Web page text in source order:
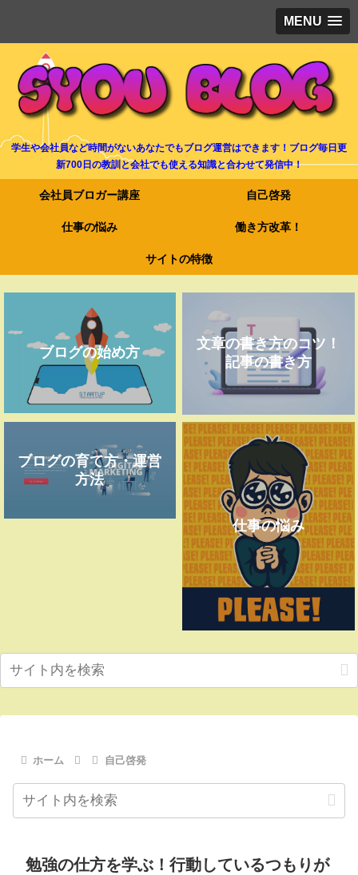
MENU
学生や会社員など時間がないあなたでもブログ運営はできます！ブログ毎日更
新700日の教訓と会社でも使える知識と合わせて発信中！
会社員ブロガー講座 自己啓発
仕事の悩み 働き方改革！
サイトの特徴
ブログの始め方
文章の書き方のコツ！
記事の書き方
ブログの育て方・運営
方法
仕事の悩み
ホーム 自己啓発
勉強の仕方を学ぶ！行動しているつもりが